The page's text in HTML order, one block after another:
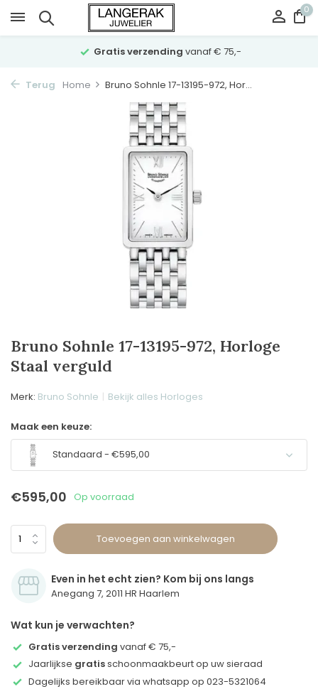
0
Gratis verzending vanaf € 75,-
Terug Home Bruno Sohnle 17-13195-972, Hor...
Bruno Sohnle 17-13195-972, Horloge
Staal verguld
Merk: Bruno Sohnle Bekijk alles Horloges
Maak een keuze:
Standaard - €595,00
€595,00 Op voorraad
Toevoegen aan winkelwagen
Even in het echt zien? Kom bij ons langs
Anegang 7, 2011 HR Haarlem
Wat kun je verwachten?
Gratis verzending vanaf € 75,-
Jaarlijkse gratisschoonmaakbeurt op uw sieraad
Dagelijks bereikbaar via whatsapp op 023-5321064